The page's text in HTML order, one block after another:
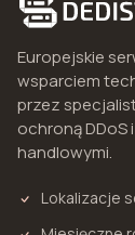
Europejskie
wsparciem
przez
ochroną DDoS
handlowymi.
Lokalizacje